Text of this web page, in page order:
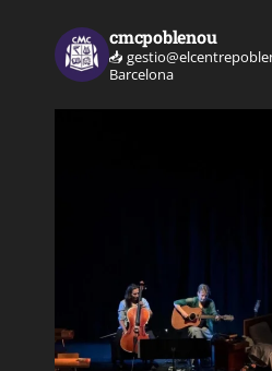
cmcpoblenou
📥
Barcelona